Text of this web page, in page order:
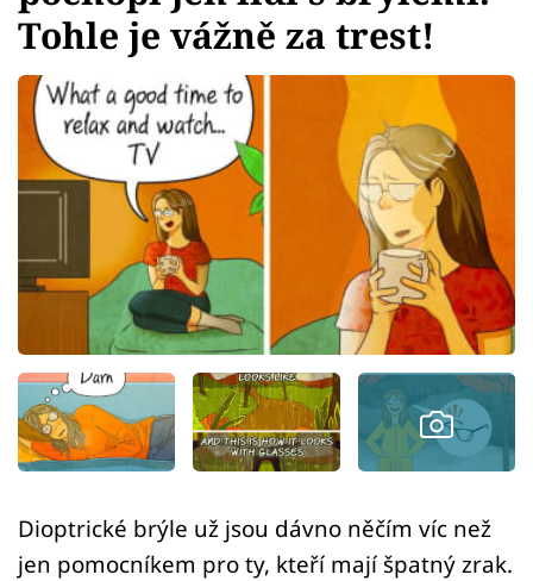
Showbyznys
Youtubeři
Virály
Sex a vztahy
Videa
Sledujte prima+
Přihlášení
Sledujte nás
Tohle je vážně za trest!
Dioptrické brýle už jsou dávno něčím víc než
jen pomocníkem pro ty, kteří mají špatný zrak.